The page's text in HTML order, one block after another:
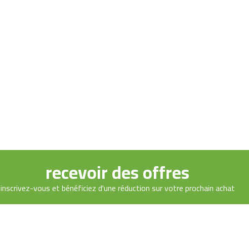
recevoir des offres
inscrivez-vous et bénéficiez d'une réduction sur votre prochain achat